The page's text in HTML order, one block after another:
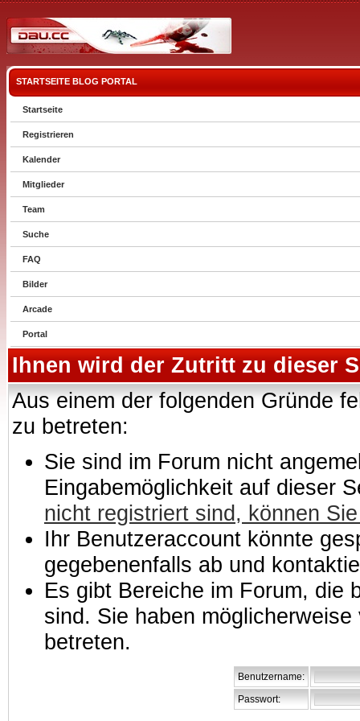
STARTSEITE BLOG PORTAL
Startseite
Registrieren
Kalender
Mitglieder
Team
Suche
FAQ
Bilder
Arcade
Portal
Ihnen wird der Zutritt zu dieser
Aus einem der folgenden Gründe
zu betreten:
Sie sind im Forum nicht
Eingabemöglichkeit auf dieser
nicht registriert sind, können
Ihr Benutzeraccount könnte
gegebenenfalls ab und
Es gibt Bereiche im Forum, die
sind. Sie haben
betreten.
Benutzername:
Passwort: